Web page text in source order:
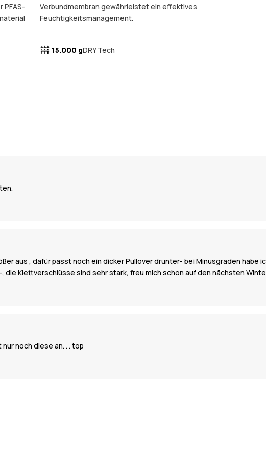
Verbundmembran gewährleistet ein effektives
Feuchtigkeitsmanagement.
15.000 gDRY Tech
aus , dafür passt noch ein dicker Pullover drunter- bei Minusgraden habe
die Klettverschlüsse sind sehr stark, freu mich schon auf den nächsten
noch diese an. . . top